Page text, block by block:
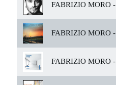
FABRIZIO MORO -
FABRIZIO MORO -
FABRIZIO MORO -